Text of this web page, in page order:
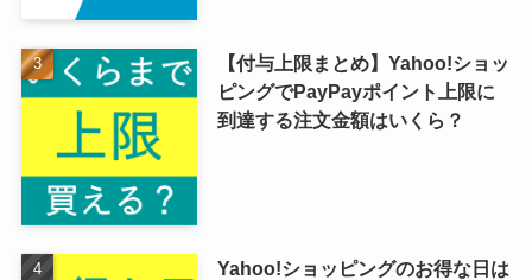
【付与上限まとめ】Yahoo!ショッ
ピングでPayPayポイント上限に
到達する注文金額はいくら？
Yahoo!ショッピングのお得な日は